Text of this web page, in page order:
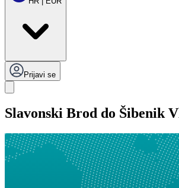
Prijavi se
Slavonski Brod do Šibenik